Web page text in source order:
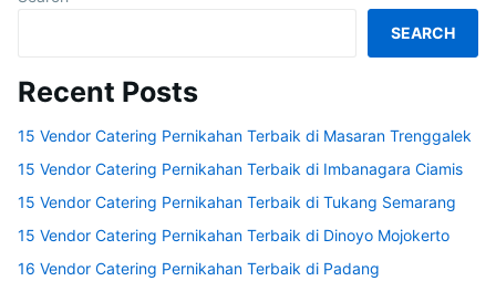
SEARCH
Recent Posts
15 Vendor Catering Pernikahan Terbaik di Masaran Trenggalek
15 Vendor Catering Pernikahan Terbaik di Imbanagara Ciamis
15 Vendor Catering Pernikahan Terbaik di Tukang Semarang
15 Vendor Catering Pernikahan Terbaik di Dinoyo Mojokerto
16 Vendor Catering Pernikahan Terbaik di Padang